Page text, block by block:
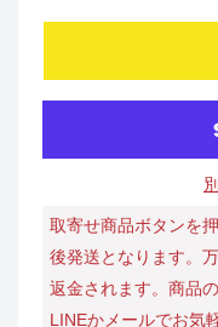
取寄せ商品ボタンを
後発送となります。
返金されます。商品
LINEかメールでお気